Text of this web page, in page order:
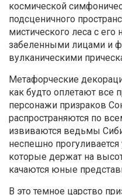
космической
подсценичного
мистического леса с
забеленными лицами и
вулканическими
Метафорческие
как будто оплетают все
персонажи призраков
распространяются по
извиваются ведьмы
неспешно прогуливается
которые держат на
качаются юные
В это темное царство